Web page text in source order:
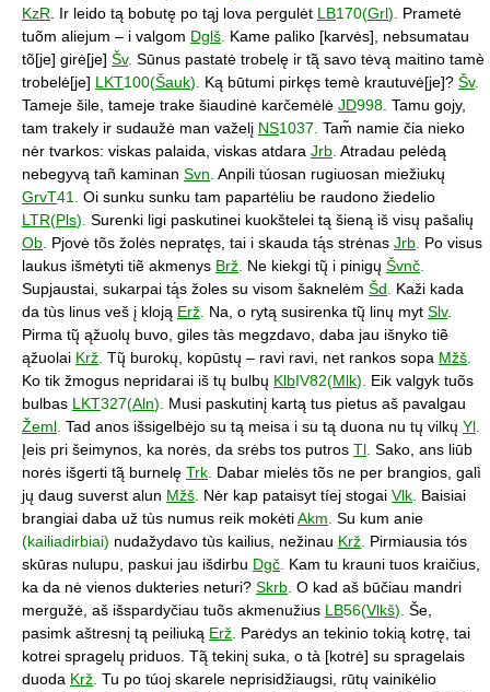
KzR . Ir leido tą bobutę po tąj lova pergulėt LB170(Grl).
Prametė
tuõm aliejum – i valgom Dglš Kame paliko [karvės], nebsumatau
tõ[je] girė[je] Šv. Sūnus pastatė trobelę ir tą̃ savo tėvą maitino tamè
trobelė[je] LKT100(Šauk). Ką būtumi pirkęs temè krautuvė[je]? Šv.
Tameje šile, tameje trake šiaudinė karčemėlė JD998. Tamu gojy,
tam trakely ir sudaužė man važelį NS1037. Tam̃ namie čia nieko
nėr tvarkos: viskas palaida, viskas atdara Jrb Atradau pelėdą
nebegyvą tañ kaminan Svn Anpili túosan rugiuosan miežiukų
GrvT41.
Oi sunku sunku tam papartėliu be raudono žiedelio
LTR(Pls). Surenki ligi paskutinei kuokštelei tą šieną iš visų pašalių
Ob Pjovė tõs žolės nepratęs, tai i skauda tą́s strėnas Jrb Po visus
laukus išmėtyti tiẽ akmenys Brž Ne kiekgi tų̃ i pinigų Švnč
Supjaustai, sukarpai tą́s žoles su visom šaknelėm Šd
Kaži kada
da tùs linus veš į kloją Erž Na, o rytą susirenka tų̃ linų myt Slv.
Pirma tų̃ ąžuolų buvo, giles tàs megzdavo, daba jau išnyko tiẽ
ąžuolai Krž Tų̃ burokų, kopūstų – ravi ravi, net rankos sopa Mžš
Ko tik žmogus nepridarai iš tų bulbų KlbIV82(Mlk).
Eik valgyk tuõs
bulbas LKT327(Aln).
Musi paskutinį kartą tus pietus aš pavalgau
Žeml Tad anos išsigelbėjo su tą meisa i su tą duona nu tų vilkų Yl
Įeis pri šeimynos, ka norės, da srėbs tos putros Tl Sako, ans liūb
norės išgerti tą̃ burnelę Trk Dabar mielės tõs ne per brangios, galì
jų daug suverst alun Mžš Nėr kap pataisyt tíej stogai Vlk Baisiai
brangiai daba už tùs numus reik mokėtiAkm Su kum anie
(kailiadirbiai) nudažydavo tùs kailius, nežinau Krž Pirmiausia tós
skūras nulupu, paskui jau išdirbu Dgč Kam tu krauni tuos kraičius,
ka da nė vienos dukteries neturi? Skrb O kad aš būčiau mandri
mergužė, aš išspardyčiau tuõs akmenužius LB56(Vlkš). Še,
pasimk aštresnį tą peiliuką Erž Parėdys an tekinio tokią kotrę, tai
kotrei spragelų priduos. Tą̃ tekinį suka, o tà [kotrė] su spragelais
duoda Krž Tu po túoj skarele neprisidžiaugsi, rūtų vainikėlio